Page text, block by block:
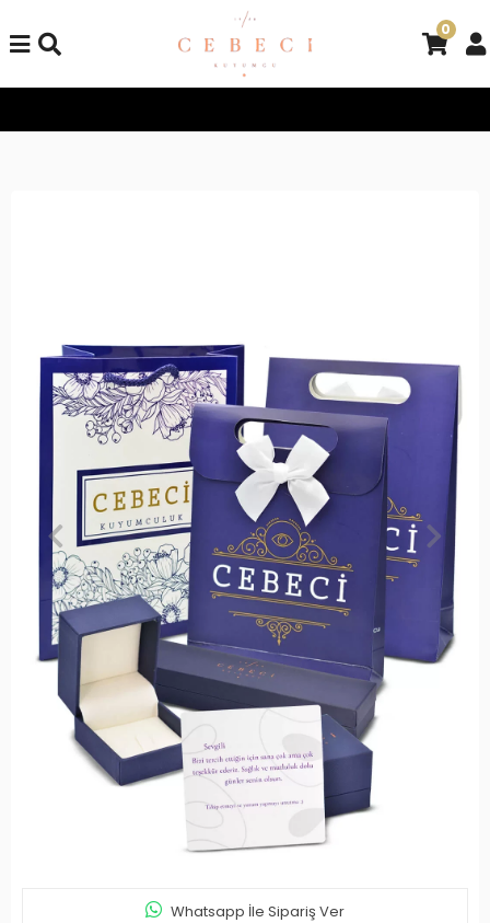
0
Whatsapp İle Sipariş Ver